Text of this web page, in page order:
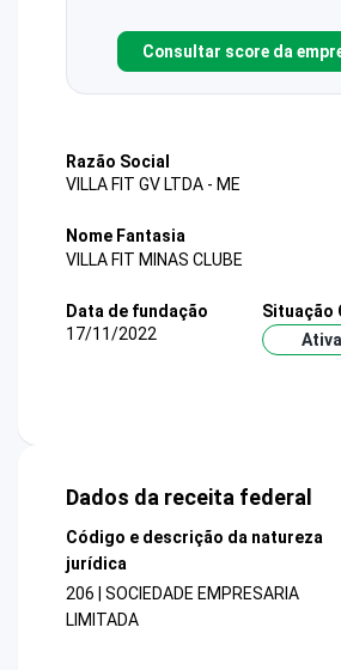
Consultar score da
Razão Social
VILLA FIT GV LTDA - ME
Nome Fantasia
VILLA FIT MINAS CLUBE
Data de fundação
17/11/2022
Situação
Ativa
Dados da receita federal
Código e descrição da natureza
jurídica
206 | SOCIEDADE EMPRESARIA
LIMITADA